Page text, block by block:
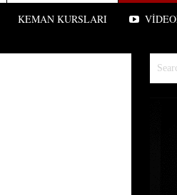
KEMAN KURSLARI